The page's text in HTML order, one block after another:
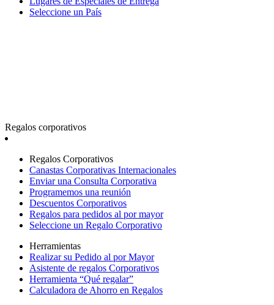
Seleccione un País
Regalos corporativos
Regalos Corporativos
Canastas Corporativas Internacionales
Enviar una Consulta Corporativa
Programemos una reunión
Descuentos Corporativos
Regalos para pedidos al por mayor
Seleccione un Regalo Corporativo
Herramientas
Realizar su Pedido al por Mayor
Asistente de regalos Corporativos
Herramienta “Qué regalar”
Calculadora de Ahorro en Regalos